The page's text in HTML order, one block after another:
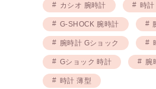
カシオ 腕時計 時計
G-SHOCK 腕時計
腕時計 Gショック
Gショック 時計 腕
時計 薄型